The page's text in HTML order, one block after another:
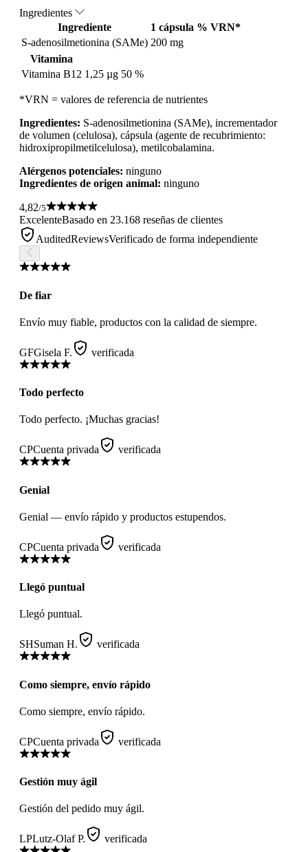
Ingredientes
Ingrediente
1 cápsula % VRN*
S-adenosilmetionina (SAMe) 200 mg
Vitamina
Vitamina B12 1,25 µg 50 %
*VRN = valores de referencia de nutrientes
Ingredientes: S-adenosilmetionina (SAMe), incrementador
de volumen (celulosa), cápsula (agente de recubrimiento:
hidroxipropilmetilcelulosa), metilcobalamina.
Alérgenos potenciales: ninguno
Ingredientes de origen animal: ninguno
4,82/5
ExcelenteBasado en 23.168 reseñas de clientes
AuditedReviewsVerificado de forma independiente
De fiar
Envío muy fiable, productos con la calidad de siempre.
GFGisela F. verificada
Todo perfecto
Todo perfecto. ¡Muchas gracias!
CPCuenta privada verificada
Genial
Genial — envío rápido y productos estupendos.
CPCuenta privada verificada
Llegó puntual
Llegó puntual.
SHSuman H. verificada
Como siempre, envío rápido
Como siempre, envío rápido.
CPCuenta privada verificada
Gestión muy ágil
Gestión del pedido muy ágil.
LPLutz-Olaf P. verificada